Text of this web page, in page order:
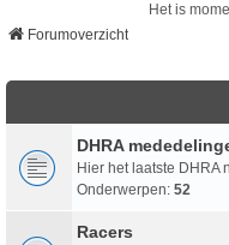
Het is
Forumoverzicht
DHRA
Hier het laatste DHRA
Onderwerpen: 52
Racers